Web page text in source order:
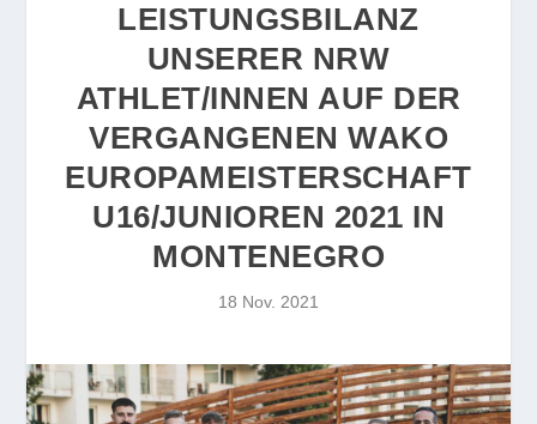
LEISTUNGSBILANZ
UNSERER NRW
ATHLET/INNEN AUF DER
VERGANGENEN WAKO
EUROPAMEISTERSCHAFT
U16/JUNIOREN 2021 IN
MONTENEGRO
18 Nov. 2021